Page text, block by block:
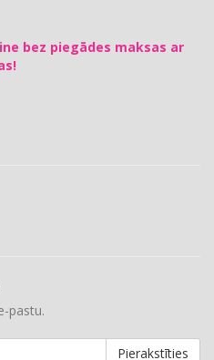
bez piegādes maksas ar
pastu.
Pierakstīties